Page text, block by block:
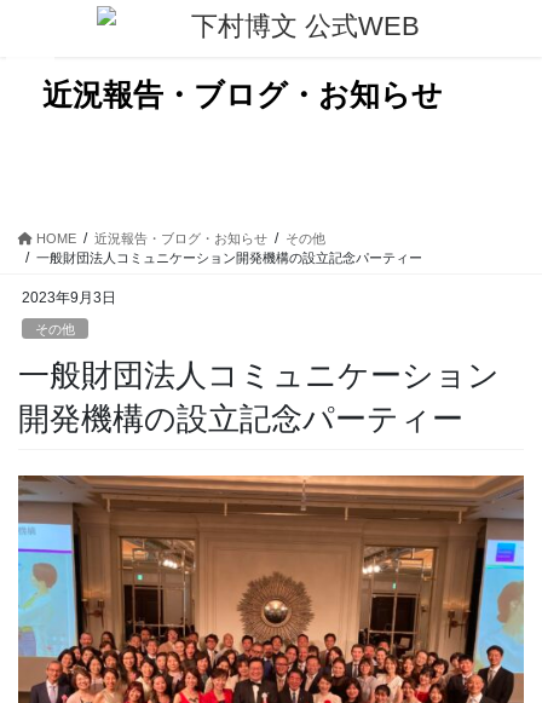
近況報告・ブログ・お知らせ
HOME 近況報告・ブログ・お知らせ
その他
一般財団法人コミュニケーション開発機構の設立記念パーティー
2023年9月3日
その他
一般財団法人コミュニケーション
開発機構の設立記念パーティー